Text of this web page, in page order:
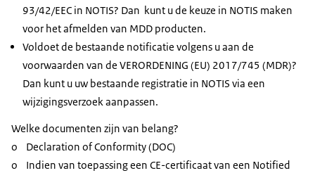
93/42/EEC in NOTIS? Dan kunt u de keuze in NOTIS maken
voor het afmelden van MDD producten.
Voldoet de bestaande notificatie volgens u aan de
voorwaarden van de VERORDENING (EU) 2017/745 (MDR)?
Dan kunt u uw bestaande registratie in NOTIS via een
wijzigingsverzoek aanpassen.
Welke documenten zijn van belang?
o Declaration of Conformity (DOC)
o Indien van toepassing een CE-certificaat van een Notified